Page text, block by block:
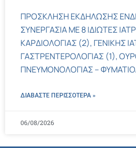
ΠΡΟΣΚΛΗΣΗ ΕΚΔΗΛΩΣΗΣ
ΣΥΝΕΡΓΑΣΙΑ ΜΕ 8 ΙΔΙΩΤΕΣ
ΚΑΡΔΙΟΛΟΓΙΑΣ (2), ΓΕΝΙΚΗΣ
ΓΑΣΤΡΕΝΤΕΡΟΛΟΓΙΑΣ (1),
ΠΝΕΥΜΟΝΟΛΟΓΙΑΣ –
ΔΙΑΒΑΣΤΕ ΠΕΡΙΣΣΌΤΕΡΑ »
06/08/2026